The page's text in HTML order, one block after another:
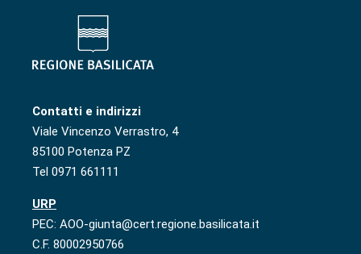
Contatti e indirizzi
Viale Vincenzo Verrastro, 4
85100 Potenza PZ
Tel 0971 661111
URP
PEC: AOO-giunta@cert.regione.basilicata.it
C.F. 80002950766